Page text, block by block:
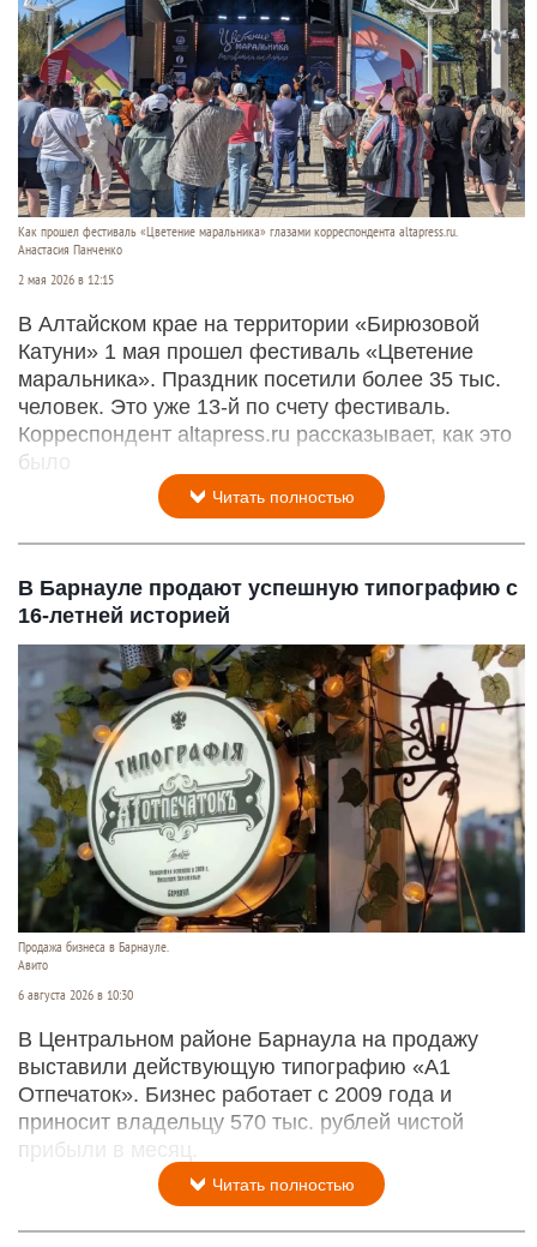
Как прошел фестиваль «Цветение маральника» глазами корреспондента altapress.ru.
Анастасия Панченко
2 мая 2026 в 12:15
В Алтайском крае на территории «Бирюзовой
Катуни» 1 мая прошел фестиваль «Цветение
маральника». Праздник посетили более 35 тыс.
человек. Это уже 13-й по счету фестиваль.
Корреспондент altapress.ru рассказывает, как это
было
Читать полностью
В Барнауле продают успешную типографию с
16-летней историей
Продажа бизнеса в Барнауле.
Авито
6 августа 2026 в 10:30
В Центральном районе Барнаула на продажу
выставили действующую типографию «А1
Отпечаток». Бизнес работает с 2009 года и
приносит владельцу 570 тыс. рублей чистой
прибыли в месяц.
Читать полностью